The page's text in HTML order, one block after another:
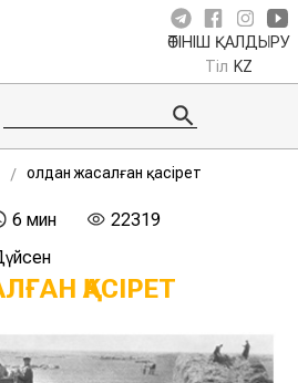
ӨТІНІШ ҚАЛДЫРУ
Тіл KZ
Қолдан жасалған қасірет
6 мин
22319
ҚАСІРЕТ